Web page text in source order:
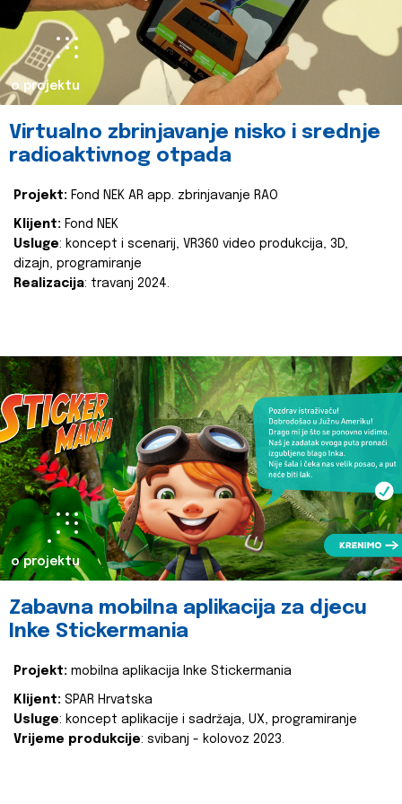
o projektu
Virtualno zbrinjavanje nisko i srednje
radioaktivnog otpada
Projekt: Fond NEK AR app. zbrinjavanje RAO
Klijent: Fond NEK
Usluge: koncept i scenarij, VR360 video produkcija, 3D,
dizajn, programiranje
Realizacija: travanj 2024.
o projektu
Zabavna mobilna aplikacija za djecu
Inke Stickermania
Projekt: mobilna aplikacija Inke Stickermania
Klijent: SPAR Hrvatska
Usluge: koncept aplikacije i sadržaja, UX, programiranje
Vrijeme produkcije: svibanj - kolovoz 2023.